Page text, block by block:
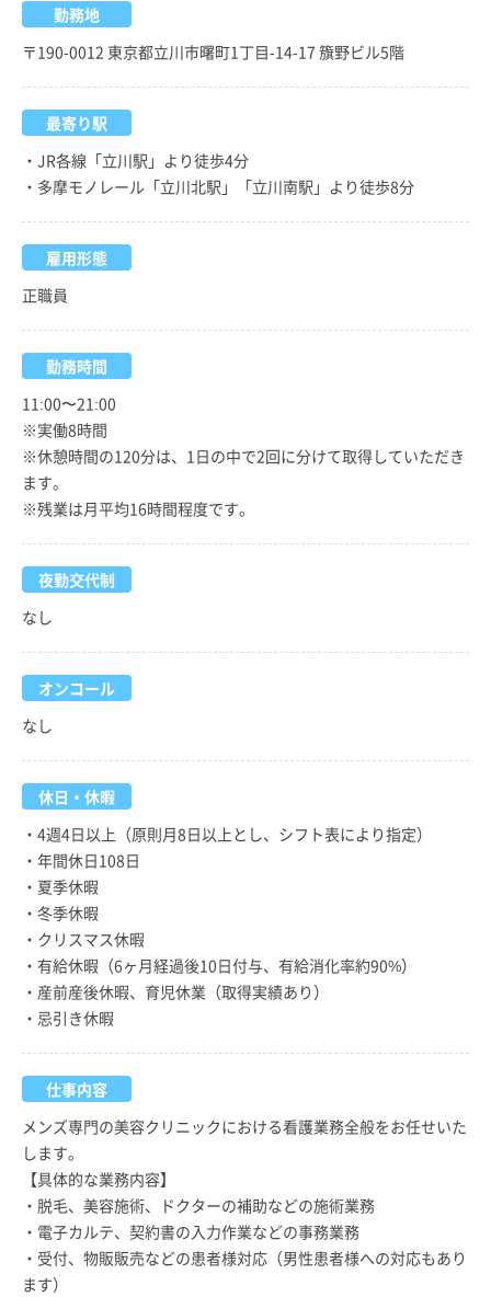
勤務地
〒190-0012 東京都立川市曙町1丁目-14-17 籏野ビル5階
最寄り駅
・JR各線「立川駅」より徒歩4分
・多摩モノレール「立川北駅」「立川南駅」より徒歩8分
雇用形態
正職員
勤務時間
11:00〜21:00
※実働8時間
※休憩時間の120分は、1日の中で2回に分けて取得していただき
ます。
※残業は月平均16時間程度です。
夜勤交代制
なし
オンコール
なし
休日・休暇
・4週4日以上（原則月8日以上とし、シフト表により指定）
・年間休日108日
・夏季休暇
・冬季休暇
・クリスマス休暇
・有給休暇（6ヶ月経過後10日付与、有給消化率約90%）
・産前産後休暇、育児休業（取得実績あり）
・忌引き休暇
仕事内容
メンズ専門の美容クリニックにおける看護業務全般をお任せいた
します。
【具体的な業務内容】
・脱毛、美容施術、ドクターの補助などの施術業務
・電子カルテ、契約書の入力作業などの事務業務
・受付、物販販売などの患者様対応（男性患者様への対応もあり
ます）